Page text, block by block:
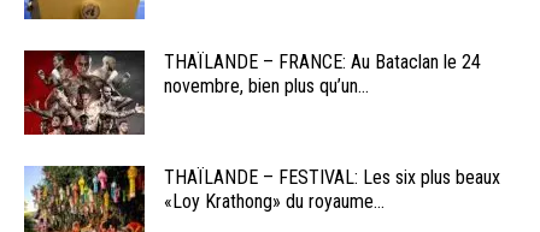
THAÏLANDE – FRANCE: Au Bataclan le 24
novembre, bien plus qu’un...
THAÏLANDE – FESTIVAL: Les six plus beaux
«Loy Krathong» du royaume...